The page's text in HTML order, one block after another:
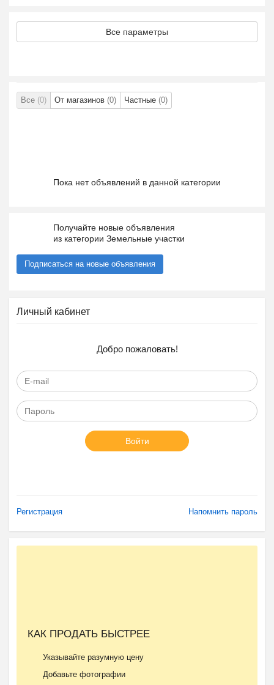
Все параметры
Все (0) От магазинов (0) Частные (0)
Пока нет объявлений в данной категории
Получайте новые объявления
из категории Земельные участки
Подписаться на новые объявления
Личный кабинет
Добро пожаловать!
Войти
Регистрация Напомнить пароль
КАК ПРОДАТЬ БЫСТРЕЕ
Указывайте разумную цену
Добавьте фотографии